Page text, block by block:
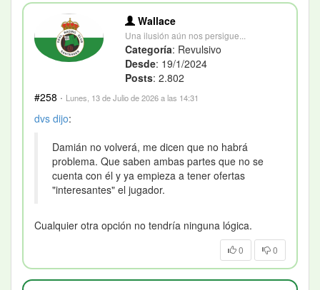
Wallace
Una ilusión aún nos persigue...
Categoría: Revulsivo
Desde: 19/1/2024
Posts: 2.802
#258 · Lunes, 13 de Julio de 2026 a las 14:31
dvs dijo:
Damián no volverá, me dicen que no habrá
problema. Que saben ambas partes que no se
cuenta con él y ya empieza a tener ofertas
"interesantes" el jugador.
Cualquier otra opción no tendría ninguna lógica.
0 0